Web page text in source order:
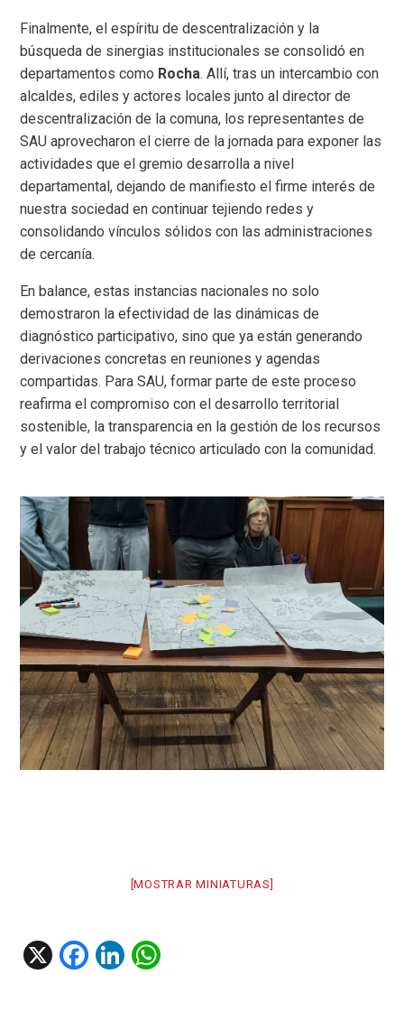
Finalmente, el espíritu de descentralización y la
búsqueda de sinergias institucionales se consolidó en
departamentos como Rocha. Allí, tras un intercambio con
alcaldes, ediles y actores locales junto al director de
descentralización de la comuna, los representantes de
SAU aprovecharon el cierre de la jornada para exponer las
actividades que el gremio desarrolla a nivel
departamental, dejando de manifiesto el firme interés de
nuestra sociedad en continuar tejiendo redes y
consolidando vínculos sólidos con las administraciones
de cercanía.
En balance, estas instancias nacionales no solo
demostraron la efectividad de las dinámicas de
diagnóstico participativo, sino que ya están generando
derivaciones concretas en reuniones y agendas
compartidas. Para SAU, formar parte de este proceso
reafirma el compromiso con el desarrollo territorial
sostenible, la transparencia en la gestión de los recursos
y el valor del trabajo técnico articulado con la comunidad.
[MOSTRAR MINIATURAS]
X
F
Li